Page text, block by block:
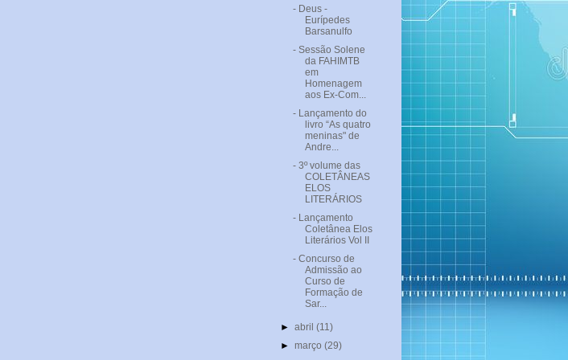
- Deus -
Eurípedes
Barsanulfo
- Sessão Solene
da FAHIMTB
em
Homenagem
aos Ex-Com...
- Lançamento do
livro “As quatro
meninas" de
Andre...
- 3º volume das
COLETÂNEAS
ELOS
LITERÁRIOS
- Lançamento
Coletânea Elos
Literários Vol II
- Concurso de
Admissão ao
Curso de
Formação de
Sar...
►abril(11)
►março(29)